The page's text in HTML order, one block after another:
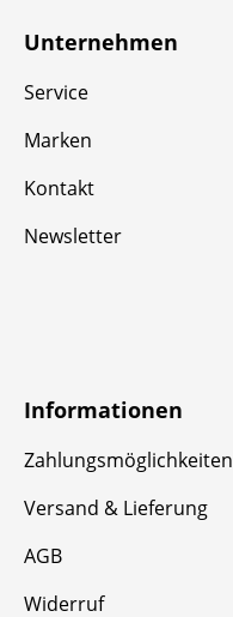
Unternehmen
Service
Marken
Kontakt
Newsletter
Informationen
Zahlungsmöglichkeiten
Versand & Lieferung
AGB
Widerruf